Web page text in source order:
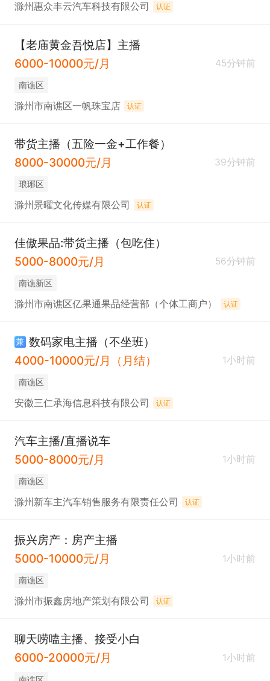
滁州惠众丰云汽车科技有限公司 认证
【老庙黄金吾悦店】主播
6000-10000元/月
45分钟前
南谯区
滁州市南谯区一帆珠宝店 认证
带货主播（五险一金+工作餐）
8000-30000元/月
39分钟前
琅琊区
滁州景曜文化传媒有限公司 认证
佳傲果品:带货主播（包吃住）
5000-8000元/月
56分钟前
南谯新区
滁州市南谯区亿果通果品经营部（个体工商户） 认证
兼 数码家电主播（不坐班）
4000-10000元/月（月结）
1小时前
南谯区
安徽三仁承海信息科技有限公司 认证
汽车主播/直播说车
5000-8000元/月
1小时前
南谯区
滁州新车主汽车销售服务有限责任公司 认证
振兴房产：房产主播
5000-10000元/月
1小时前
南谯区
滁州市振鑫房地产策划有限公司 认证
聊天唠嗑主播、接受小白
6000-20000元/月
1小时前